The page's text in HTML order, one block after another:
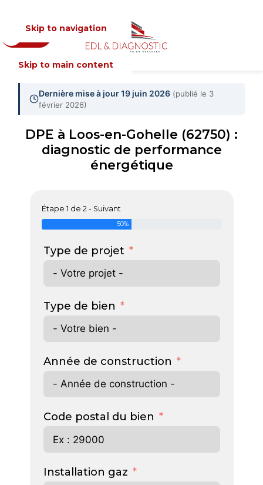
Skip to navigation
Skip to main content
MENU
Dernière mise à jour 19 juin 2026 (publié le 3
février 2026)
DPE à Loos-en-Gohelle (62750) :
diagnostic de performance
énergétique
Étape 1 de 2 - Suivant
50%
Type de projet
Type de bien
Année de construction
Code postal du bien
Installation gaz